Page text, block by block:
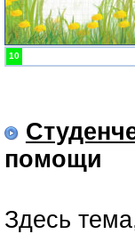
10
помощи
Здесь